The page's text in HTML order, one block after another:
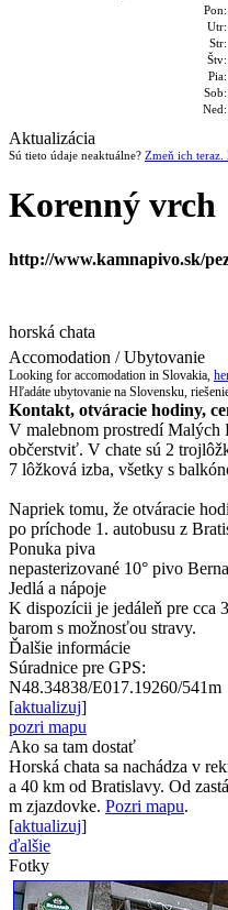
Pon:
Utr:
Str:
Štv:
Pia:
Sob:
Ned:
Aktualizácia
Sú tieto údaje neaktuálne? Zmeň ich teraz.
Korenný vrch
http://www.kamnapivo.sk/
horská chata
Accomodation / Ubytovanie
Looking for accomodation in Slovakia,
Hľadáte ubytovanie na Slovensku,
Kontakt, otváracie hodiny,
V malebnom prostredí Malých
občerstviť. V chate sú 2
7 lôžková izba, všetky s
Napriek tomu, že otváracie
po príchode 1. autobusu z
Ponuka piva
nepasterizované 10° pivo
Jedlá a nápoje
K dispozícii je jedáleň pre cca
barom s možnosťou stravy.
Ďalšie informácie
Súradnice pre GPS:
N48.34838/E017.19260/541m
[aktualizuj]
pozri mapu
Ako sa tam dostať
Horská chata sa nachádza v
a 40 km od Bratislavy. Od
m zjazdovke. Pozri mapu.
[aktualizuj]
ďalšie
Fotky